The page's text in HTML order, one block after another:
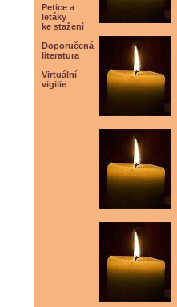
Petice a
letáky
ke stažení
Doporučená
literatura
Virtuální
vigilie